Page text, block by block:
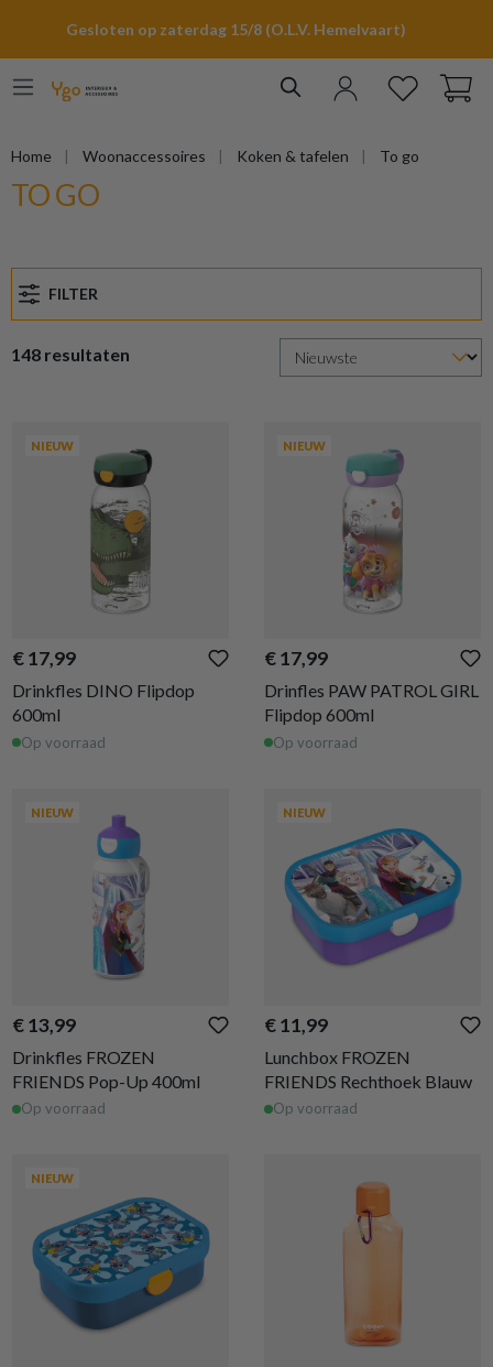
Gesloten op zaterdag 15/8 (O.L.V. Hemelvaart)
Home Woonaccessoires Koken & tafelen To go
TO GO
FILTER
148 resultaten
NIEUW
€ 17,99
Drinkfles DINO Flipdop
600ml
Op voorraad
NIEUW
€ 17,99
Drinfles PAW PATROL GIRL
Flipdop 600ml
Op voorraad
NIEUW
€ 13,99
Drinkfles FROZEN
FRIENDS Pop-Up 400ml
Op voorraad
NIEUW
€ 11,99
Lunchbox FROZEN
FRIENDS Rechthoek Blauw
Op voorraad
NIEUW